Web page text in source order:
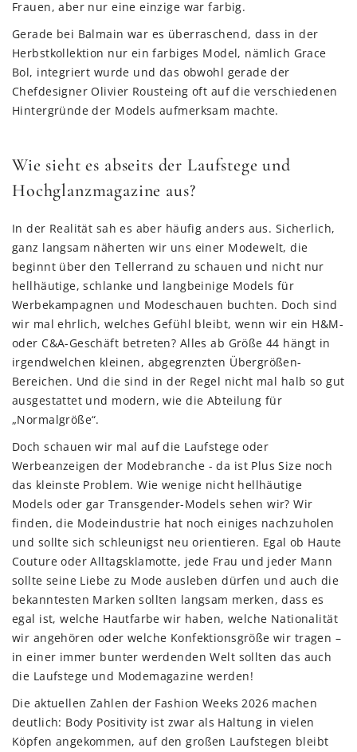
Frauen, aber nur eine einzige war farbig.
Gerade bei Balmain war es überraschend, dass in der
Herbstkollektion nur ein farbiges Model, nämlich Grace
Bol, integriert wurde und das obwohl gerade der
Chefdesigner Olivier Rousteing oft auf die verschiedenen
Hintergründe der Models aufmerksam machte.
Wie sieht es abseits der Laufstege und
Hochglanzmagazine aus?
In der Realität sah es aber häufig anders aus. Sicherlich,
ganz langsam näherten wir uns einer Modewelt, die
beginnt über den Tellerrand zu schauen und nicht nur
hellhäutige, schlanke und langbeinige Models für
Werbekampagnen und Modeschauen buchten. Doch sind
wir mal ehrlich, welches Gefühl bleibt, wenn wir ein H&M-
oder C&A-Geschäft betreten? Alles ab Größe 44 hängt in
irgendwelchen kleinen, abgegrenzten Übergrößen-
Bereichen. Und die sind in der Regel nicht mal halb so gut
ausgestattet und modern, wie die Abteilung für
„Normalgröße“.
Doch schauen wir mal auf die Laufstege oder
Werbeanzeigen der Modebranche - da ist Plus Size noch
das kleinste Problem. Wie wenige nicht hellhäutige
Models oder gar Transgender-Models sehen wir? Wir
finden, die Modeindustrie hat noch einiges nachzuholen
und sollte sich schleunigst neu orientieren. Egal ob Haute
Couture oder Alltagsklamotte, jede Frau und jeder Mann
sollte seine Liebe zu Mode ausleben dürfen und auch die
bekanntesten Marken sollten langsam merken, dass es
egal ist, welche Hautfarbe wir haben, welche Nationalität
wir angehören oder welche Konfektionsgröße wir tragen –
in einer immer bunter werdenden Welt sollten das auch
die Laufstege und Modemagazine werden!
Die aktuellen Zahlen der Fashion Weeks 2026 machen
deutlich: Body Positivity ist zwar als Haltung in vielen
Köpfen angekommen, auf den großen Laufstegen bleibt